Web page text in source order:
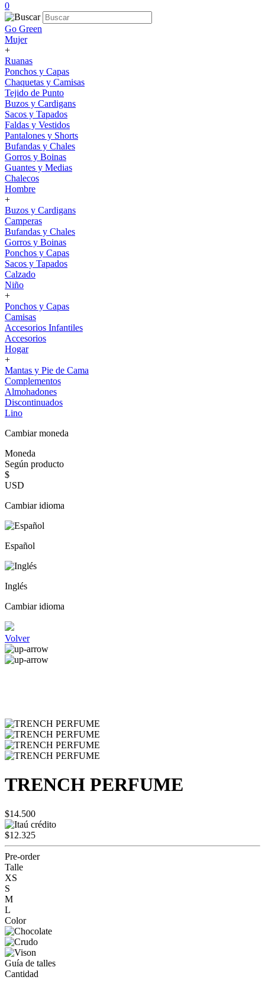
0
Go Green
Mujer
+
Ruanas
Ponchos y Capas
Chaquetas y Camisas
Tejido de Punto
Buzos y Cardigans
Sacos y Tapados
Faldas y Vestidos
Pantalones y Shorts
Bufandas y Chales
Gorros y Boinas
Guantes y Medias
Chalecos
Hombre
+
Buzos y Cardigans
Camperas
Bufandas y Chales
Gorros y Boinas
Ponchos y Capas
Sacos y Tapados
Calzado
Niño
+
Ponchos y Capas
Camisas
Accesorios Infantiles
Accesorios
Hogar
+
Mantas y Pie de Cama
Complementos
Almohadones
Discontinuados
Lino
Cambiar moneda
Moneda
Según producto
$
USD
Cambiar idioma
Español
Inglés
Cambiar idioma
Volver
TRENCH PERFUME
$14.500
$12.325
Pre-order
Talle
XS
S
M
L
Color
Guía de talles
Cantidad